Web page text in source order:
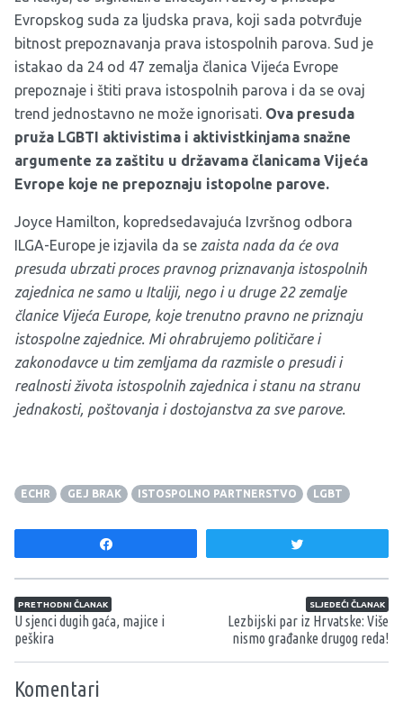
Evropskog suda za ljudska prava, koji sada potvrđuje
bitnost prepoznavanja prava istospolnih parova. Sud je
istakao da 24 od 47 zemalja članica Vijeća Evrope
prepoznaje i štiti prava istospolnih parova i da se ovaj
trend jednostavno ne može ignorisati. Ova presuda
pruža LGBTI aktivistima i aktivistkinjama snažne
argumente za zaštitu u državama članicama Vijeća
Evrope koje ne prepoznaju istopolne parove.
Joyce Hamilton, kopredsedavajuća Izvršnog odbora
ILGA-Europe je izjavila da se zaista nada da će ova
presuda ubrzati proces pravnog priznavanja istospolnih
zajednica ne samo u Italiji, nego i u druge 22 zemalje
članice Vijeća Europe, koje trenutno pravno ne priznaju
istospolne zajednice. Mi ohrabrujemo političare i
zakonodavce u tim zemljama da razmisle o presudi i
realnosti života istospolnih zajednica i stanu na stranu
jednakosti, poštovanja i dostojanstva za sve parove.
ECHR GEJ BRAK ISTOSPOLNO PARTNERSTVO LGBT
Navigacija članaka
PRETHODNI ČLANAK
U sjenci dugih gaća, majice i
peškira
SLJEDEĆI ČLANAK
Lezbijski par iz Hrvatske: Više
nismo građanke drugog reda!
Komentari